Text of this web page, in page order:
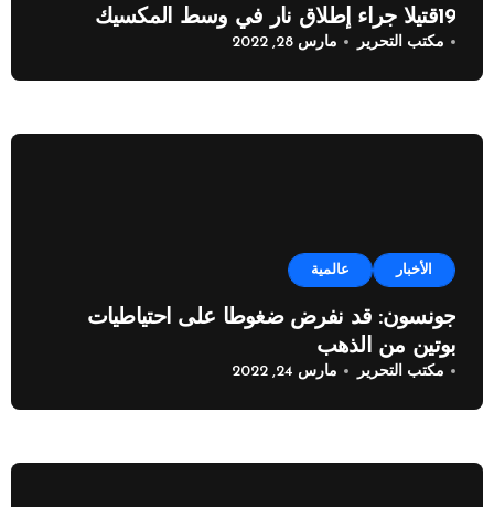
19قتيلا جراء إطلاق نار في وسط المكسيك
مكتب التحرير مارس 28, 2022
الأخبار عالمية
جونسون: قد نفرض ضغوطا على احتياطيات
بوتين من الذهب
مكتب التحرير مارس 24, 2022